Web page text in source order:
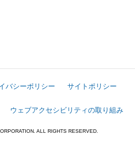
バシーポリシー サイトポリシー
ウェブアクセシビリティの取り組み
ALL RIGHTS RESERVED.